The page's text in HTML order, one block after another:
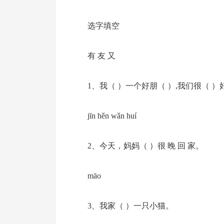
选字填空
有 友 又
1、我（ ）一个好朋（ ）,我们很（ ）
jīn hěn wǎn huí
2、今天，妈妈（ ）很 晚 回 家。
māo
3、我家（ ）一只小猫。